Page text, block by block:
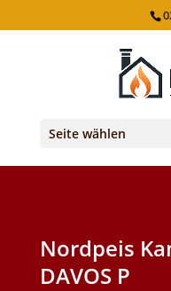
Seite wählen
Nordpeis
DAVOS P